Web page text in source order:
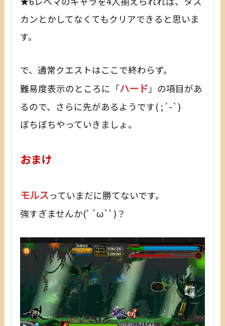
カンとかしてなくてもクリアできると思いま
す。
で、通常クエストはここで終わらず。
難易度表示のところに「ハード 」の項目があ
るので、さらに先があるようです( ;´-`)
ぼちぼちやっていきましょ。
おまけ
モルスっていまだに勝てないです。
強すぎませんか(ﾟ´ω`ﾟ)？